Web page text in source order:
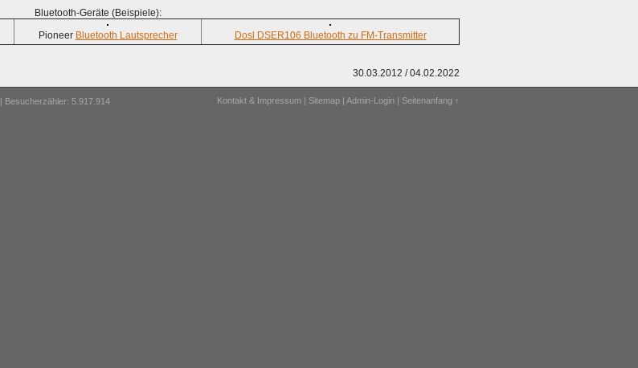
Bluetooth-Geräte (Beispiele):
Pioneer Bluetooth Lautsprecher Dosl DSER106 Bluetooth zu FM-Transmitter
30.03.2012 / 04.02.2022
| Besucherzähler: 5.917.914 Kontakt & Impressum | Sitemap | Admin-Login | Seitenanfang ↑